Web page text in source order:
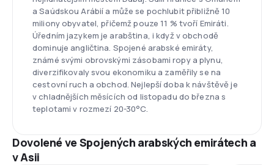
a Saúdskou Arábií a může se pochlubit přibližně 10
miliony obyvatel, přičemž pouze 11 % tvoří Emiráti.
Úředním jazykem je arabština, i když v obchodě
dominuje angličtina. Spojené arabské emiráty,
známé svými obrovskými zásobami ropy a plynu,
diverzifikovaly svou ekonomiku a zaměřily se na
cestovní ruch a obchod. Nejlepší doba k návštěvě je
v chladnějších měsících od listopadu do března s
teplotami v rozmezí 20-30°C.
Dovolené ve Spojených arabských emirátech a
v Asii